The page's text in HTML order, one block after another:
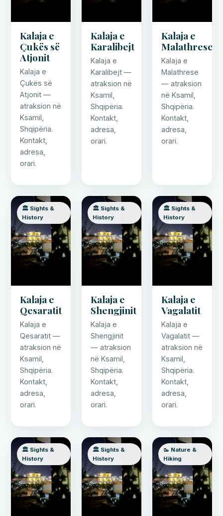
Kalaja e
Çukës së
Atjonit
Kalaja e
Çukës së
Atjonit —
atraksion në
Ksamil,
Shqipëria.
Kontakt,
adresa,
orari.
Kalaja e
Karalibejt
Kalaja e
Karalibejt —
atraksion në
Ksamil,
Shqipëria.
Kontakt,
adresa,
orari.
Kalaja e
Malathrese
Kalaja e
Malathrese
— atraksion
në Ksamil,
Shqipëria.
Kontakt,
adresa,
orari.
🏛️ Sights &
History
Kalaja e
Qesaratit
Kalaja e
Qesaratit —
atraksion në
Ksamil,
Shqipëria.
Kontakt,
adresa,
orari.
🏛️ Sights &
History
Kalaja e
Shengjinit
Kalaja e
Shengjinit
— atraksion
në Ksamil,
Shqipëria.
Kontakt,
adresa,
orari.
🏛️ Sights &
History
Kalaja e
Vagalatit
Kalaja e
Vagalatit —
atraksion në
Ksamil,
Shqipëria.
Kontakt,
adresa,
orari.
🏛️ Sights &
History
🏛️ Sights &
History
🥾 Nature &
Hiking